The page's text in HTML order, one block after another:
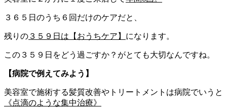
３６５日のうち６回だけのケアだと、
残りの ３５９日は【おうちケア】 になります。
この３５９日をどう過ごすか？ がとても大切なんですね。
【病院で例えてみよう】
美容室で施術する髪質改善やトリートメントは病院でいうと
《点滴のような集中治療》